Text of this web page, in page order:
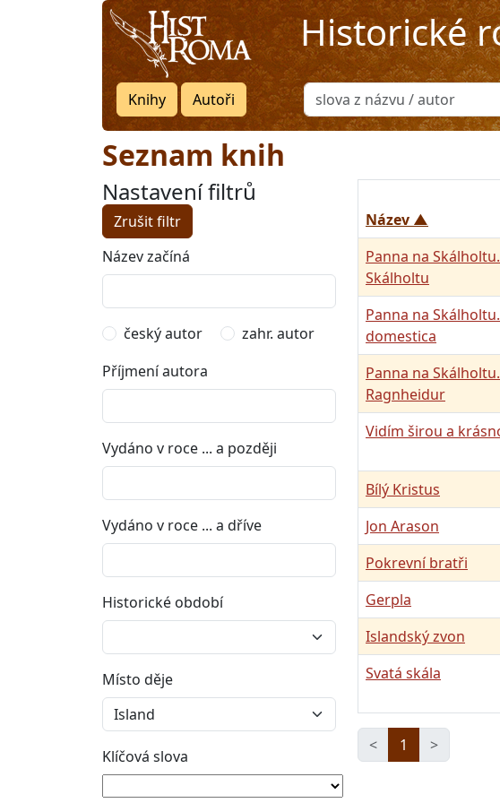
Historické
Knihy Autoři
Seznam knih
Nastavení filtrů
Zrušit filtr
Název začíná
český autor
zahr. autor
Příjmení autora
Vydáno v roce ... a později
Vydáno v roce ... a dříve
Historické období
Místo děje
Klíčová slova
Název ▲
Panna na
Skálholtu
Panna na
domestica
Panna na
Ragnheidur
Vidím širou a
Bílý Kristus
Jon Arason
Pokrevní bratři
Gerpla
Islandský zvon
Svatá skála
< 1 >